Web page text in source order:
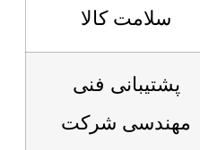
سلامت کالا
پشتیبانی فنی
مهندسی شرکت